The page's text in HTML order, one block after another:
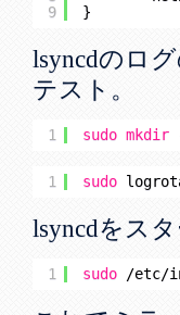
9
}
lsyncdのロ
テスト。
1 sudo mkdir
1 sudo
lsyncdをス
1 sudo /etc/